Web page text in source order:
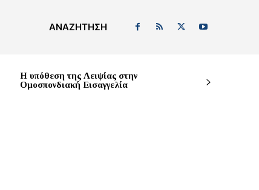
ΑΝΑΖΉΤΗΣΗ
Η υπόθεση της Λειψίας στην
Ομοσπονδιακή Εισαγγελία